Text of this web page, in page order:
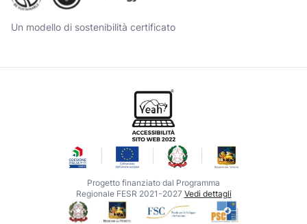
Un modello di sostenibilità certificato
Progetto finanziato dal Programma
Regionale FESR 2021-2027 Vedi dettagli